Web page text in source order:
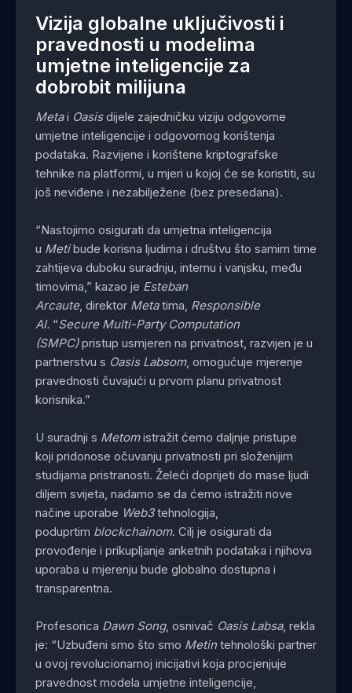
Vizija globalne uključivosti i
pravednosti u modelima
umjetne inteligencije za
dobrobit milijuna
Metai Oasisdijele zajedničku viziju odgovorne
umjetne inteligencije i odgovornog korištenja
podataka. Razvijene i korištene kriptografske
tehnike na platformi, u mjeri u kojoj će se koristiti, su
još neviđene i nezabilježene (bez presedana).
“Nastojimo osigurati da umjetna inteligencija
u Metibude korisna ljudima i društvu što samim time
zahtijeva duboku suradnju, internu i vanjsku, među
timovima,” kazao je Esteban
Arcaute, direktor Metatima, Responsible
AI. “Secure Multi-Party Computation
(SMPC)pristup usmjeren na privatnost, razvijen je u
partnerstvu s Oasis Labsom, omogućuje mjerenje
pravednosti čuvajući u prvom planu privatnost
korisnika.”
U suradnji s Metomistražit ćemo daljnje pristupe
koji pridonose očuvanju privatnosti pri složenijim
studijama pristranosti. Želeći doprijeti do mase ljudi
diljem svijeta, nadamo se da ćemo istražiti nove
načine uporabe Web3tehnologija,
poduprtim blockchainom. Cilj je osigurati da
provođenje i prikupljanje anketnih podataka i njihova
uporaba u mjerenju bude globalno dostupna i
transparentna.
Profesorica Dawn Song, osnivač Oasis Labsa, rekla
je: “Uzbuđeni smo što smo Metin tehnološki partner
u ovoj revolucionarnoj inicijativi koja procjenjuje
pravednost modela umjetne inteligencije,